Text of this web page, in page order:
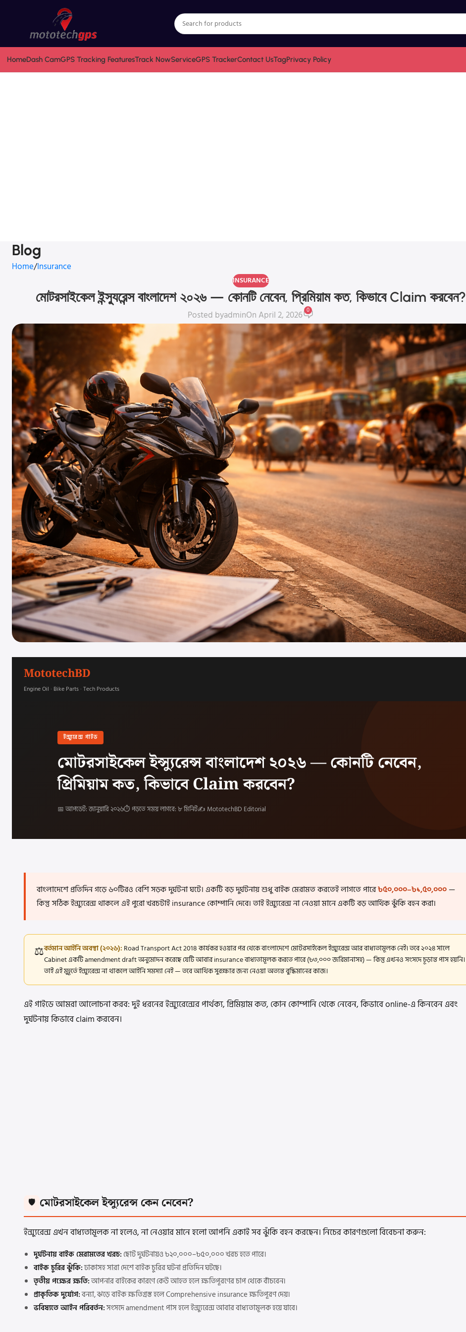
HomeDash CamGPS Tracking FeaturesTrack NowServiceGPS TrackerContact UsTagPrivacy Policy
Blog
Home Insurance
INSURANCE
মোটরসাইকেল ইন্স্যুরেন্স বাংলাদেশ ২০২৬ — কোনটি নেবেন, প্রিমিয়াম কত, কিভাবে Claim করবেন?
Posted byadminOn April 2, 2026 0
MototechBD
Engine Oil · Bike Parts · Tech Products
ইন্স্যুরেন্স গাইড
মোটরসাইকেল ইন্স্যুরেন্স বাংলাদেশ ২০২৬ — কোনটি নেবেন,
প্রিমিয়াম কত, কিভাবে Claim করবেন?
📅 আপডেট: জানুয়ারি ২০২৬⏱ পড়তে সময় লাগবে: ৮ মিনিট✍️ MototechBD Editorial
বাংলাদেশে প্রতিদিন গড়ে ৬০টিরও বেশি সড়ক দুর্ঘটনা ঘটে। একটি বড় দুর্ঘটনায় শুধু বাইক মেরামত করতেই লাগতে পারে৳৫০,০০০–৳১,৫০,০০০—
কিন্তু সঠিক ইন্স্যুরেন্স থাকলে এই পুরো খরচটাই insurance কোম্পানি দেবে। তাই ইন্স্যুরেন্স না নেওয়া মানে একটি বড় আর্থিক ঝুঁকি বহন করা।
⚖️বর্তমান আইনি অবস্থা (২০২৬): Road Transport Act 2018 কার্যকর হওয়ার পর থেকে বাংলাদেশে মোটরসাইকেল ইন্স্যুরেন্স আর বাধ্যতামূলক নেই। তবে ২০২৪ সালে
Cabinet একটি amendment draft অনুমোদন করেছে যেটি আবার insurance বাধ্যতামূলক করতে পারে (৳৩,০০০ জরিমানাসহ) — কিন্তু এখনও সংসদে চূড়ান্ত পাস হয়নি।
তাই এই মুহূর্তে ইন্স্যুরেন্স না থাকলে আইনি সমস্যা নেই — তবে আর্থিক সুরক্ষার জন্য নেওয়া অত্যন্ত বুদ্ধিমানের কাজ।
এই গাইডে আমরা আলোচনা করব: দুই ধরনের ইন্স্যুরেন্সের পার্থক্য, প্রিমিয়াম কত, কোন কোম্পানি থেকে নেবেন, কিভাবে online-এ কিনবেন এবং
দুর্ঘটনায় কিভাবে claim করবেন।
🛡️ মোটরসাইকেল ইন্স্যুরেন্স কেন নেবেন?
ইন্স্যুরেন্স এখন বাধ্যতামূলক না হলেও, না নেওয়ার মানে হলো আপনি একাই সব ঝুঁকি বহন করছেন। নিচের কারণগুলো বিবেচনা করুন:
দুর্ঘটনায় বাইক মেরামতের খরচ: ছোট দুর্ঘটনায়ও ৳২০,০০০–৳৫০,০০০ খরচ হতে পারে।
বাইক চুরির ঝুঁকি:ঢাকাসহ সারা দেশে বাইক চুরির ঘটনা প্রতিদিন ঘটছে।
তৃতীয় পক্ষের ক্ষতি:আপনার বাইকের কারণে কেউ আহত হলে ক্ষতিপূরণের চাপ থেকে বাঁচবেন।
প্রাকৃতিক দুর্যোগ:বন্যা, ঝড়ে বাইক ক্ষতিগ্রস্ত হলে Comprehensive insurance ক্ষতিপূরণ দেয়।
ভবিষ্যতে আইন পরিবর্তন:সংসদে amendment পাস হলে ইন্স্যুরেন্স আবার বাধ্যতামূলক হয়ে যাবে।